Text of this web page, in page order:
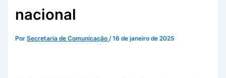
nacional
PorSecretaria de Comunicação/16 de janeiro de 2025